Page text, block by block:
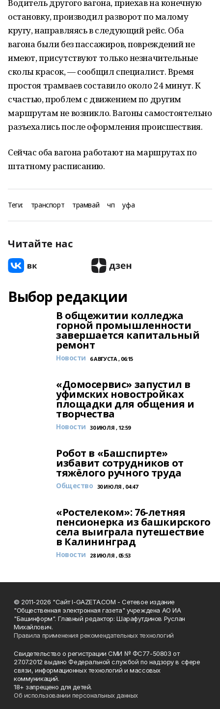
Водитель другого вагона, приехав на конечную
остановку, производил разворот по малому
кругу, направляясь в следующий рейс. Оба
вагона были без пассажиров, повреждений не
имеют, присутствуют только незначительные
сколы красок, — сообщил специалист. Время
простоя трамваев составило около 24 минут. К
счастью, проблем с движением по другим
маршрутам не возникло. Вагоны самостоятельно
разъехались после оформления происшествия.
Сейчас оба вагона работают на маршрутах по
штатному расписанию.
Теги: транспорт трамвай чп уфа
Читайте нас
Выбор редакции
В общежитии колледжа
горной промышленности
завершается капитальный
ремонт
Новости 6 АВГУСТА , 06:15
«Домосервис» запустил в
уфимских новостройках
площадки для общения и
творчества
Новости 30 ИЮЛЯ , 12:59
Робот в «Башспирте»
избавит сотрудников от
тяжёлого ручного труда
Общество 30 ИЮЛЯ , 04:47
«Ростелеком»: 76-летняя
пенсионерка из башкирского
села выиграла путешествие
в Калининград
Новости 28 ИЮЛЯ , 05:53
© 2011-2026 "Сайт I-GAZETA.COM - Сетевое издание
"Общественная электронная газета" учреждена АО ИА
"Башинформ". Главный редактор: Шарафутдинов Руслан
Михайлович.
Правила применения рекомендательных технологий
Свидетельство о регистрации СМИ № ФС77-50803 от
27.07.2012 выдано Федеральной службой по надзору в сфере
связи, информационных технологий и массовых
коммуникаций.
18+ запрещено для детей.
Об использовании персональных данных